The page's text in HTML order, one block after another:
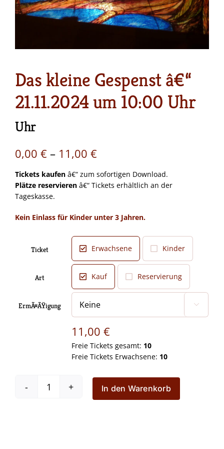
Das kleine Gespenst â€“
21.11.2024 um 10:00 Uhr
Uhr
0,00 € – 11,00 €
0,00 €
bis
Tickets kaufen â€“ zum sofortigen Download.
Plätze reservieren â€“ Tickets erhältlich an der
Tageskasse.
Kein Einlass für Kinder unter 3 Jahren.
Ticket Erwachsene Kinder
Art Kauf Reservierung
ErmÃ¤ÃŸigung 
11,00 €
Freie Tickets gesamt: 10
Freie Tickets Erwachsene: 10
Das
In den Warenkorb